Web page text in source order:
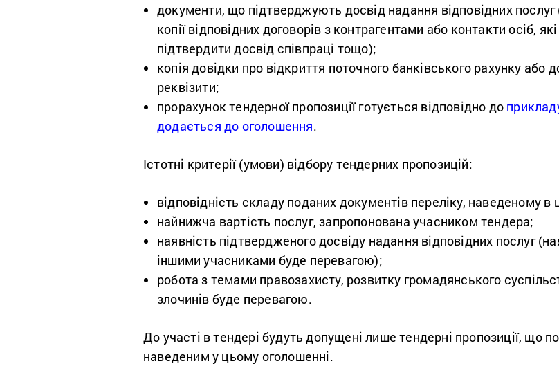
документи, що підтверджують досвід надання відповідних
копії відповідних договорів з контрагентами або контакти осіб,
підтвердити досвід співпраці тощо);
копія довідки про відкриття поточного банківського рахунку або
реквізити;
прорахунок тендерної пропозиції готується відповідно до
додається до оголошення.
Істотні критерії (умови) відбору тендерних пропозицій:
відповідність складу поданих документів переліку, наведеному в
найнижча вартість послуг, запропонована учасником тендера;
наявність підтвердженого досвіду надання відповідних послуг
іншими учасниками буде перевагою);
робота з темами правозахисту, розвитку громадянського
злочинів буде перевагою.
До участі в тендері будуть допущені лише тендерні пропозиції, що
наведеним у цьому оголошенні.